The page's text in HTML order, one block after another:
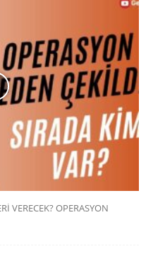
VERECEK? OPERASYON